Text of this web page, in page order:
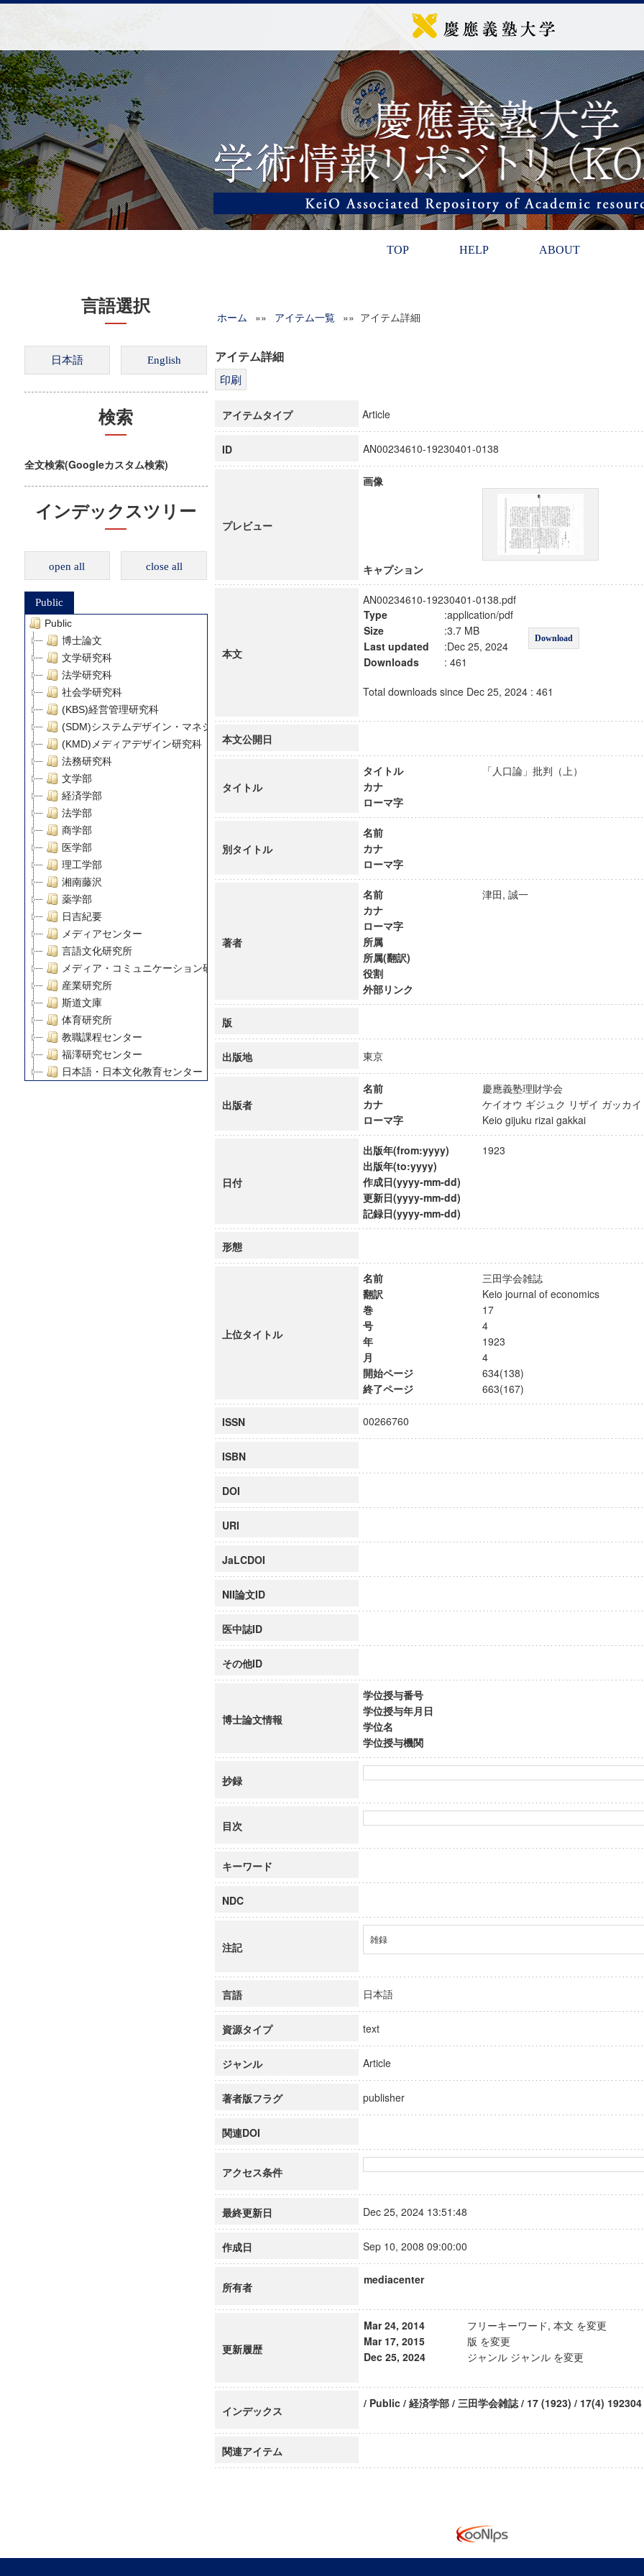
TOP HELP ABOUT
言語選択
検索
全文検索(Googleカスタム検索)
インデックスツリー
open all close all
Public
Public
博士論文
文学研究科
法学研究科
社会学研究科
(KBS)経営管理研究科
(SDM)システムデザイン・マネジメント研究科
(KMD)メディアデザイン研究科
法務研究科
文学部
経済学部
法学部
商学部
医学部
理工学部
湘南藤沢
薬学部
日吉紀要
メディアセンター
言語文化研究所
メディア・コミュニケーション研究所
産業研究所
斯道文庫
体育研究所
教職課程センター
福澤研究センター
日本語・日本文化教育センター
慶應義塾大学グローバルCOEプログラム市民社会ガバナンス教育研究センター
慶應義塾大学グローバルCOEプログラム論理と感性の先端的教育研究拠点
博士課程教育リーディングプログラム「超成熟社会発展のサイエンス」
ホーム »» アイテム一覧 »» アイテム詳細
アイテム詳細
アイテムタイプ Article
ID AN00234610-19230401-0138
プレビュー
画像
キャプション
本文
AN00234610-19230401-0138.pdf
Type
:application/pdf
Download
Size
:3.7 MB
Last updated
:Dec 25, 2024
Downloads
: 461
Total downloads since Dec 25, 2024 : 461
本文公開日
タイトル
タイトル
「人口論」批判（上）
カナ
ローマ字
別タイトル
名前
カナ
ローマ字
著者
名前
津田, 誠一
カナ
ローマ字
所属
所属(翻訳)
役割
外部リンク
版
出版地 東京
出版者
名前
慶應義塾理財学会
カナ
ケイオウ ギジュク リザイ ガッ
ローマ字
Keio gijuku rizai gakkai
日付
出版年(from:yyyy)
1923
出版年(to:yyyy)
作成日(yyyy-mm-dd)
更新日(yyyy-mm-dd)
記録日(yyyy-mm-dd)
形態
上位タイトル
名前
三田学会雑誌
翻訳
Keio journal of economics
巻
17
号
4
年
1923
月
4
開始ページ
634(138)
終了ページ
663(167)
ISSN 00266760
ISBN
DOI
URI
JaLCDOI
NII論文ID
医中誌ID
その他ID
博士論文情報
学位授与番号
学位授与年月日
学位名
学位授与機関
抄録
目次
キーワード
NDC
注記
雑録
言語 日本語
資源タイプ text
ジャンル Article
著者版フラグ publisher
関連DOI
アクセス条件
最終更新日 Dec 25, 2024 13:51:48
作成日 Sep 10, 2008 09:00:00
所有者
mediacenter
更新履歴
Mar 24, 2014
フリーキーワード, 本文 を変更
Mar 17, 2015
版 を変更
Dec 25, 2024
ジャンル ジャンル を変更
インデックス
/ Public / 経済学部 / 三田学会雑誌 / 17 (1923) / 17(4) 192304
関連アイテム